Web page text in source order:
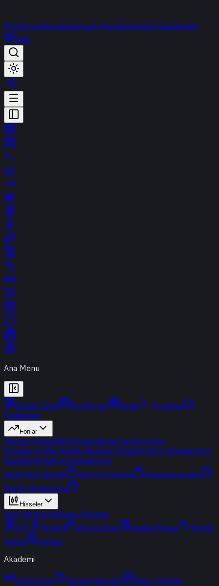
PortföyümFavorilerimCanlı YayınTerminalt-ChatDestek
PRO
Ana Menu
Günün Özeti Portföyüm Radar
Terminal
Endeksler
Fonlar
Yatırım FonlarıBES FonlarıBorsa Yatırım Fonu
Popüler Fonlar YeniBir Bakışta FonlarPortföy ŞirketleriFon
KarşılaştırmaFon Simülasyonu
Akıllı Para Sinyali
Ters Fon Arama
Çakışma Analizi
Sektör Rotasyonu
Hisseler
Yerli HisselerYabancı Hisseler
ETF
Kripto Altın & Döviz Vadeli Piyasa
Teknik
Analiz
Araçlar
Akademi
Canlı Yayın Geçmiş Yayınlar
Yayın Takvimi